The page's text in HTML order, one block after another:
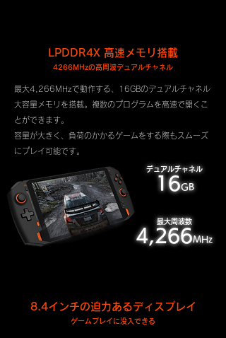
LPDDR4X 高速メモリ搭載
4266MHzの高周波デュアルチャネル
最大4,266MHzで動作する、16GBのデュアルチャネル
大容量メモリを搭載。複数のプログラムを高速で開くこ
とができます。
容量が大きく、負荷のかかるゲームをする際もスムーズ
にプレイ可能です。
16GB
デュアルチャネル
4,266MHz
最大周波数
8.4インチの迫力あるディスプレイ
ゲームプレイに没入できる